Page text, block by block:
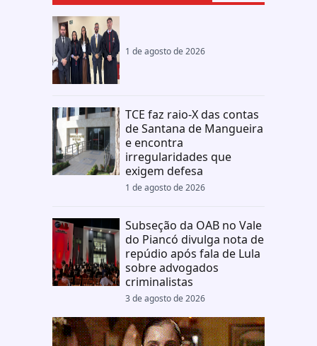
1 de agosto de 2026
TCE faz raio-X das contas
de Santana de Mangueira
e encontra
irregularidades que
exigem defesa
1 de agosto de 2026
Subseção da OAB no Vale
do Piancó divulga nota de
repúdio após fala de Lula
sobre advogados
criminalistas
3 de agosto de 2026